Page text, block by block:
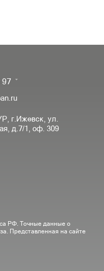
97
г.Ижевск, ул.
д.7/1, оф. 309
РФ. Точные данные о
Представленная на сайте